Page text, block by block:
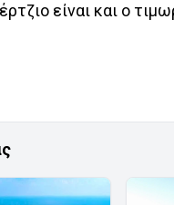
είναι και ο